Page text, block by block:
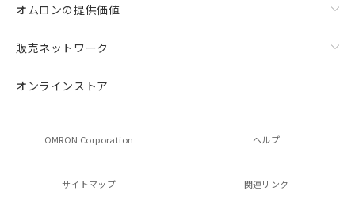
オムロンの提供価値
販売ネットワーク
オンラインストア
OMRON Corporation ヘルプ
サイトマップ 関連リンク